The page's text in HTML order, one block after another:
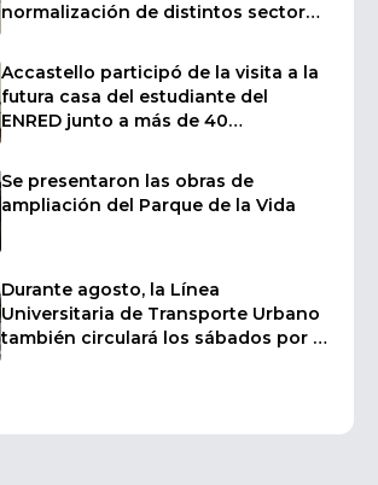
normalización de distintos sectores
Accastello participó de la visita a la
futura casa del estudiante del
ENRED junto a más de 40
Se presentaron las obras de
ampliación del Parque de la Vida
Durante agosto, la Línea
Universitaria de Transporte Urbano
también circulará los sábados por el